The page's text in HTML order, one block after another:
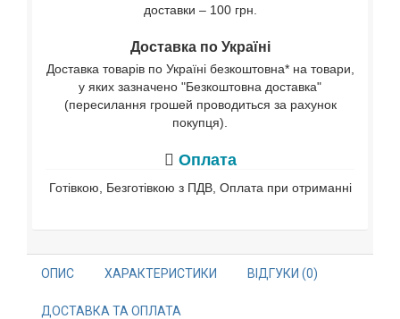
доставки – 100 грн.
Доставка по Україні
Доставка товарів по Україні безкоштовна* на товари,
у яких зазначено "Безкоштовна доставка"
(пересилання грошей проводиться за рахунок
покупця).
Оплата
Готівкою, Безготівкою з ПДВ, Оплата при отриманні
ОПИС ХАРАКТЕРИСТИКИ ВІДГУКИ (0)
ДОСТАВКА ТА ОПЛАТА